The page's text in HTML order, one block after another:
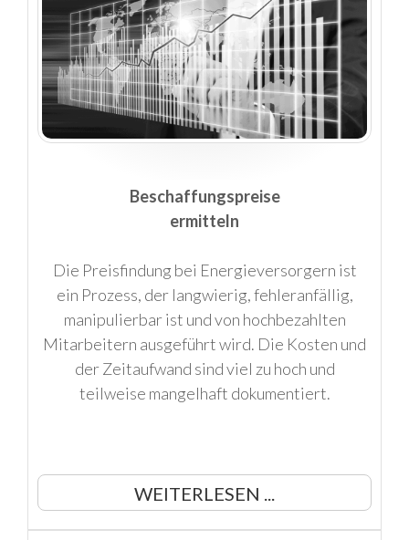
Beschaffungspreise
ermitteln
Die Preisfindung bei Energieversorgern ist
ein Prozess, der langwierig, fehleranfällig,
manipulierbar ist und von hochbezahlten
Mitarbeitern ausgeführt wird. Die Kosten und
der Zeitaufwand sind viel zu hoch und
teilweise mangelhaft dokumentiert.
WEITERLESEN ...